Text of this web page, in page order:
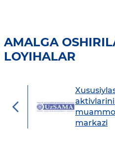
AMALGA
LOYIHALAR
markazi